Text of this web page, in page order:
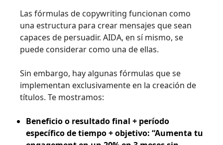
Las fórmulas de copywriting funcionan como
una estructura para crear mensajes que sean
capaces de persuadir. AIDA, en sí mismo, se
puede considerar como una de ellas.
Sin embargo, hay algunas fórmulas que se
implementan exclusivamente en la creación de
títulos. Te mostramos:
Beneficio o resultado final + período
específico de tiempo + objetivo: “Aumenta tu